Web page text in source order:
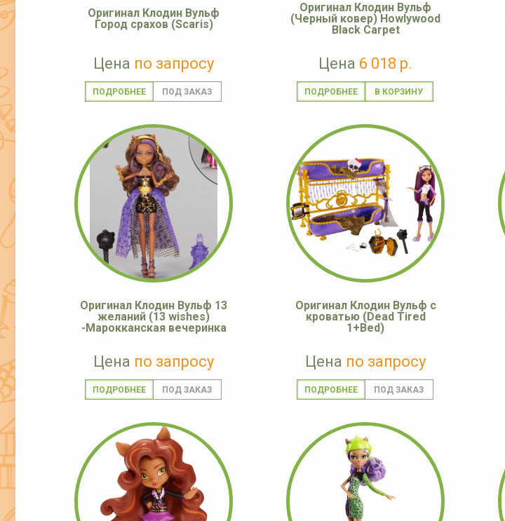
Оригинал Клодин Вульф
Город срахов (Scaris)
Цена по запросу
ПОДРОБНЕЕ
Оригинал Клодин Вульф
(Черный ковер) Howlywood
Black Carpet
Цена 6 018 р.
ПОДРОБНЕЕ
Оригинал Клодин Вульф 13
желаний (13 wishes)
-Марокканская вечеринка
Цена по запросу
ПОДРОБНЕЕ
Оригинал Клодин Вульф с
кроватью (Dead Tired
1+Bed)
Цена по запросу
ПОДРОБНЕЕ